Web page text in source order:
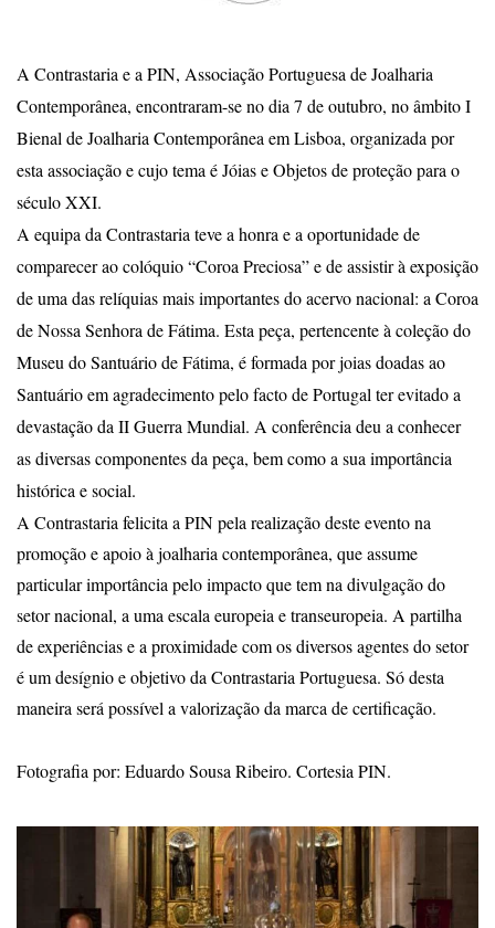
A Contrastaria e a PIN, Associação Portuguesa de Joalharia
Contemporânea, encontraram-se no dia 7 de outubro, no âmbito I
Bienal de Joalharia Contemporânea em Lisboa, organizada por
esta associação e cujo tema é Jóias e Objetos de proteção para o
século XXI.
A equipa da Contrastaria teve a honra e a oportunidade de
comparecer ao colóquio “Coroa Preciosa” e de assistir à exposição
de uma das relíquias mais importantes do acervo nacional: a Coroa
de Nossa Senhora de Fátima. Esta peça, pertencente à coleção do
Museu do Santuário de Fátima, é formada por joias doadas ao
Santuário em agradecimento pelo facto de Portugal ter evitado a
devastação da II Guerra Mundial. A conferência deu a conhecer
as diversas componentes da peça, bem como a sua importância
histórica e social.
A Contrastaria felicita a PIN pela realização deste evento na
promoção e apoio à joalharia contemporânea, que assume
particular importância pelo impacto que tem na divulgação do
setor nacional, a uma escala europeia e transeuropeia. A partilha
de experiências e a proximidade com os diversos agentes do setor
é um desígnio e objetivo da Contrastaria Portuguesa. Só desta
maneira será possível a valorização da marca de certificação.
Fotografia por: Eduardo Sousa Ribeiro. Cortesia PIN.